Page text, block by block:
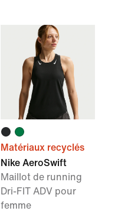
Matériaux recyclés
Nike AeroSwift
Maillot de running
Dri-FIT ADV pour
femme